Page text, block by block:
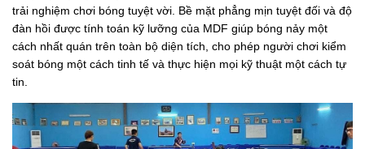
trải nghiệm chơi bóng tuyệt vời. Bề mặt phẳng mịn tuyệt đối và độ
đàn hồi được tính toán kỹ lưỡng của MDF giúp bóng nảy một
cách nhất quán trên toàn bộ diện tích, cho phép người chơi kiểm
soát bóng một cách tinh tế và thực hiện mọi kỹ thuật một cách tự
tin.